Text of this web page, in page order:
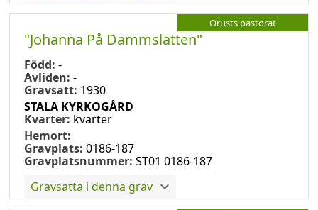
Orusts pastorat
"Johanna På Dammslätten"
Född: -
Avliden: -
Gravsatt: 1930
STALA KYRKOGÅRD
Kvarter: kvarter
Hemort:
Gravplats: 0186-187
Gravplatsnummer: ST01 0186-187
Gravsatta i denna grav